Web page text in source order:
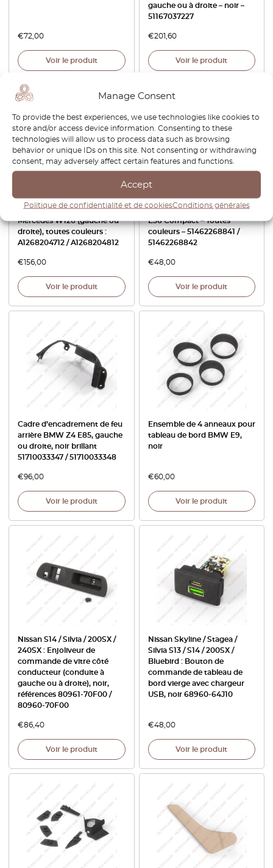
Manage Consent
To provide the best experiences, we use technologies like cookies to
store and/or access device information. Consenting to these
technologies will allow us to process data such as browsing
behavior or unique IDs on this site. Not consenting or withdrawing
consent, may adversely affect certain features and functions.
Accept
Politique de confidentialité et de cookiesConditions générales
€72,00
Voir le produit
gauche ou à droite – noir –
51167037227
€201,60
Voir le produit
Cache-haut-parleur pour
panneau de porte avant
Mercedes W126 (gauche ou
droite), toutes couleurs :
A1268204712 / A1268204812
€156,00
Voir le produit
Lot de crochets pour pare-
soleil de lunette arrière BMW
E36 Compact – Toutes
couleurs – 51462268841 /
51462268842
€48,00
Voir le produit
Cadre d’encadrement de feu
arrière BMW Z4 E85, gauche
ou droite, noir brillant
51710033347 / 51710033348
€96,00
Voir le produit
Ensemble de 4 anneaux pour
tableau de bord BMW E9,
noir
€60,00
Voir le produit
Nissan S14 / Silvia / 200SX /
240SX : Enjoliveur de
commande de vitre côté
conducteur (conduite à
gauche ou à droite), noir,
références 80961-70F00 /
80960-70F00
€86,40
Voir le produit
Nissan Skyline / Stagea /
Silvia S13 / S14 / 200SX /
Bluebird : Bouton de
commande de tableau de
bord vierge avec chargeur
USB, noir 68960-64J10
€48,00
Voir le produit